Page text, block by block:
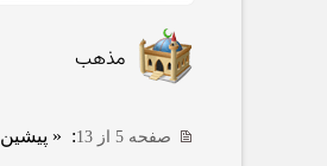
مذهب
صفحه 5 از 13 : « پیشین